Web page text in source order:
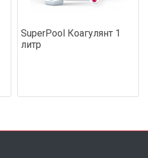
SuperPool Коагулянт 1
литр